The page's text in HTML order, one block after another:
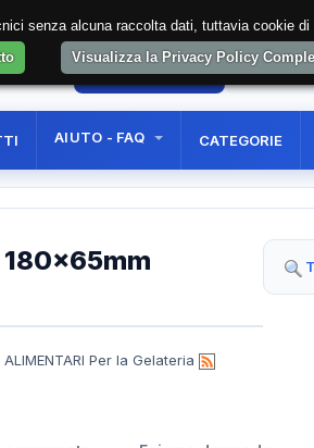
AREA RISERVATA
AIUTO - FAQ CATEGORIE
ALIMENTARI Per la Gelateria
senza alcuna raccolta dati, tuttavia cookie
Visualizza la Privacy Policy